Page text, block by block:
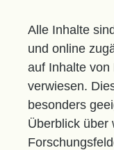
Alle Inhalte
und online
auf Inhalte von
verwiesen.
besonders
Überblick über